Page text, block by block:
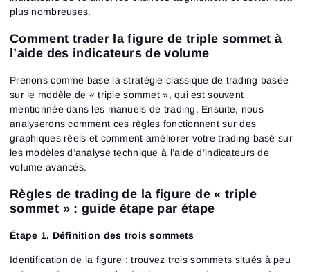
plus nombreuses.
Comment trader la figure de triple sommet à
l’aide des indicateurs de volume
Prenons comme base la stratégie classique de trading basée
sur le modèle de « triple sommet », qui est souvent
mentionnée dans les manuels de trading. Ensuite, nous
analyserons comment ces règles fonctionnent sur des
graphiques réels et comment améliorer votre trading basé sur
les modèles d’analyse technique à l’aide d’indicateurs de
volume avancés.
Règles de trading de la figure de « triple
sommet » : guide étape par étape
Étape 1. Définition des trois sommets
Identification de la figure : trouvez trois sommets situés à peu